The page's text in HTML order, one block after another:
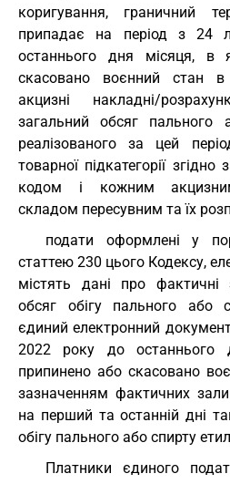
коригування, граничний
припадає на період з 24
останнього дня місяця, в
скасовано воєнний стан в
акцизні накладні/
загальний обсяг пального
реалізованого за цей
товарної підкатегорії згідно з
кодом і кожним
складом пересувним та їх
подати оформлені у
статтею 230 цього Кодексу,
містять дані про
обсяг обігу пального або
єдиний електронний
2022 року до останнього
припинено або скасовано
зазначенням фактичних
на перший та останній дні
обігу пального або спирту
Платники єдиного